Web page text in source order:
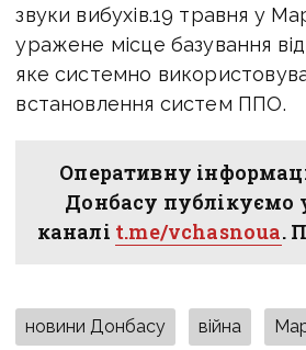
звуки вибухів.19 травня у
уражене місце базування
яке системно
встановлення систем ППО.
Оперативну
Донбасу публікуємо
каналі t.me/vchasnoua.
новини Донбасу війна